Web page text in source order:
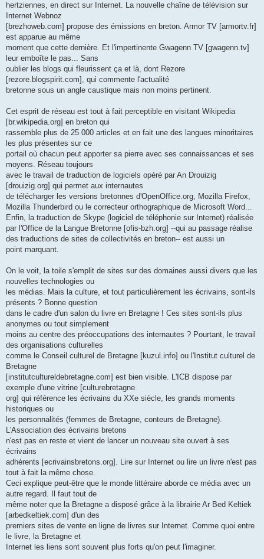
hertziennes, en direct sur Internet. La nouvelle chaîne de télévision sur
Internet Webnoz
[brezhoweb.com] propose des émissions en breton. Armor TV [armortv.fr]
est apparue au même
moment que cette dernière. Et l'impertinente Gwagenn TV [gwagenn.tv]
leur emboîte le pas... Sans
oublier les blogs qui fleurissent ça et là, dont Rezore
[rezore.blogspirit.com], qui commente l'actualité
bretonne sous un angle caustique mais non moins pertinent.
Cet esprit de réseau est tout à fait perceptible en visitant Wikipedia
[br.wikipedia.org] en breton qui
rassemble plus de 25 000 articles et en fait une des langues minoritaires
les plus présentes sur ce
portail où chacun peut apporter sa pierre avec ses connaissances et ses
moyens. Réseau toujours
avec le travail de traduction de logiciels opéré par An Drouizig
[drouizig.org] qui permet aux internautes
de télécharger les versions bretonnes d'OpenOffice.org, Mozilla Firefox,
Mozilla Thunderbird ou le correcteur orthographique de Microsoft Word...
Enfin, la traduction de Skype (logiciel de téléphonie sur Internet) réalisée
par l'Office de la Langue Bretonne [ofis-bzh.org] --qui au passage réalise
des traductions de sites de collectivités en breton-- est aussi un
point marquant.
On le voit, la toile s'emplit de sites sur des domaines aussi divers que les
nouvelles technologies ou
les médias. Mais la culture, et tout particulièrement les écrivains, sont-ils
présents ? Bonne question
dans le cadre d'un salon du livre en Bretagne ! Ces sites sont-ils plus
anonymes ou tout simplement
moins au centre des préoccupations des internautes ? Pourtant, le travail
des organisations culturelles
comme le Conseil culturel de Bretagne [kuzul.info] ou l'Institut culturel de
Bretagne
[institutcultureldebretagne.com] est bien visible. L'ICB dispose par
exemple d'une vitrine [culturebretagne.
org] qui référence les écrivains du XXe siècle, les grands moments
historiques ou
les personnalités (femmes de Bretagne, conteurs de Bretagne).
L'Association des écrivains bretons
n'est pas en reste et vient de lancer un nouveau site ouvert à ses
écrivains
adhérents [ecrivainsbretons.org]. Lire sur Internet ou lire un livre n'est pas
tout à fait la même chose.
Ceci explique peut-être que le monde littéraire aborde ce média avec un
autre regard. Il faut tout de
même noter que la Bretagne a disposé grâce à la librairie Ar Bed Keltiek
[arbedkeltiek.com] d'un des
premiers sites de vente en ligne de livres sur Internet. Comme quoi entre
le livre, la Bretagne et
Internet les liens sont souvent plus forts qu'on peut l'imaginer.